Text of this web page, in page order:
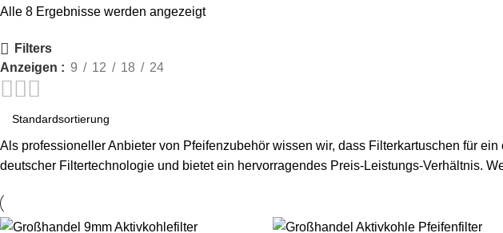
Alle 8 Ergebnisse werden angezeigt
Filters
Anzeigen
9 12 18 24
Als professionellerAnbieter von Pfeifenzubehör wissen wir, dass Filterkartuschen für
deutscher Filtertechnologie und bietet ein hervorragendes Preis-Leistungs-Verhältnis.